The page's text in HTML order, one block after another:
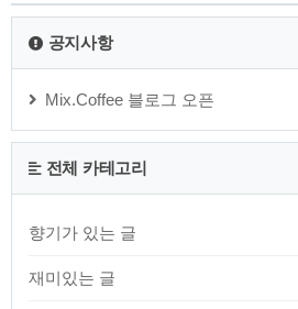
는 감정, 자기를 높여 잘난체 하는
공지사항
Mix.Coffee 블로그 오픈
전체 카테고리
향기가 있는 글
재미있는 글